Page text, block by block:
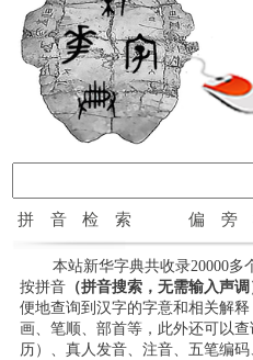
拼音检索 偏旁
本站新华字典共收录20000多
按拼音（拼音搜索，无需输入声调
便地查询到汉字的字意和相关解
画、笔顺、部首等，此外还可以
历）、真人发音、注音、五笔编